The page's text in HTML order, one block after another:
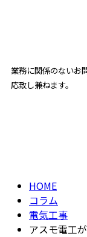
業務に関係のないお
応致し兼ねます。
HOME
コラム
電気工事
アスモ電工